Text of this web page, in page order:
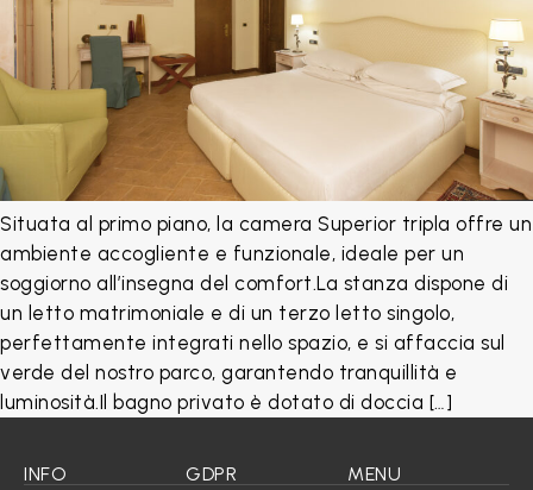
Situata al primo piano, la camera Superior tripla offre un
ambiente accogliente e funzionale, ideale per un
soggiorno all’insegna del comfort.La stanza dispone di
un letto matrimoniale e di un terzo letto singolo,
perfettamente integrati nello spazio, e si affaccia sul
verde del nostro parco, garantendo tranquillità e
luminosità.Il bagno privato è dotato di doccia […]
INFO GDPR MENU